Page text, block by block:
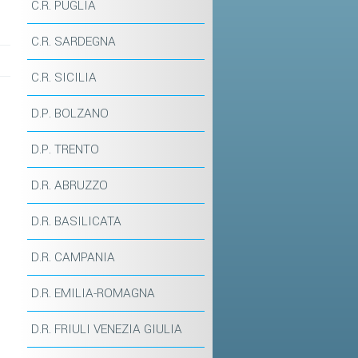
C.R. PUGLIA
C.R. SARDEGNA
C.R. SICILIA
D.P. BOLZANO
D.P. TRENTO
D.R. ABRUZZO
D.R. BASILICATA
D.R. CAMPANIA
D.R. EMILIA-ROMAGNA
D.R. FRIULI VENEZIA GIULIA